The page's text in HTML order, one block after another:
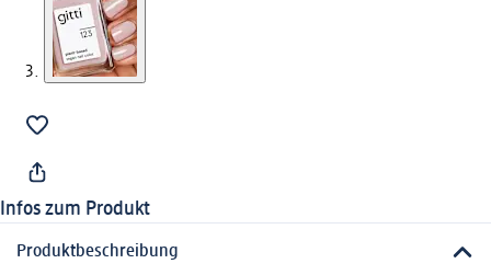
Infos zum Produkt
Produktbeschreibung